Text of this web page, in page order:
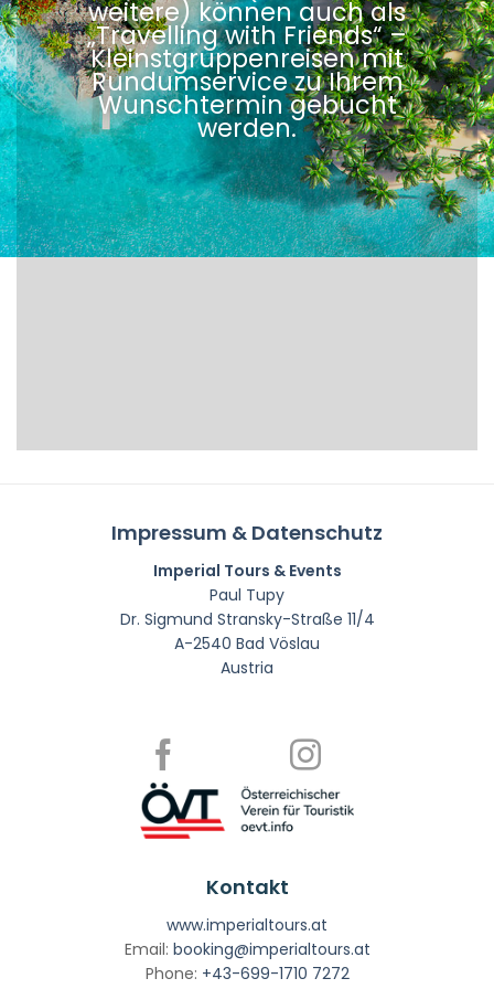
weitere) können auch als
„Travelling with Friends“ –
Kleinstgruppenreisen mit
Rundumservice zu Ihrem
Wunschtermin gebucht
werden.
Impressum & Datenschutz
Imperial Tours & Events
Paul Tupy
Dr. Sigmund Stransky-Straße 11/4
A-2540 Bad Vöslau
Austria
Kontakt
www.imperialtours.at
Email: booking@imperialtours.at
Phone: +43-699-1710 7272